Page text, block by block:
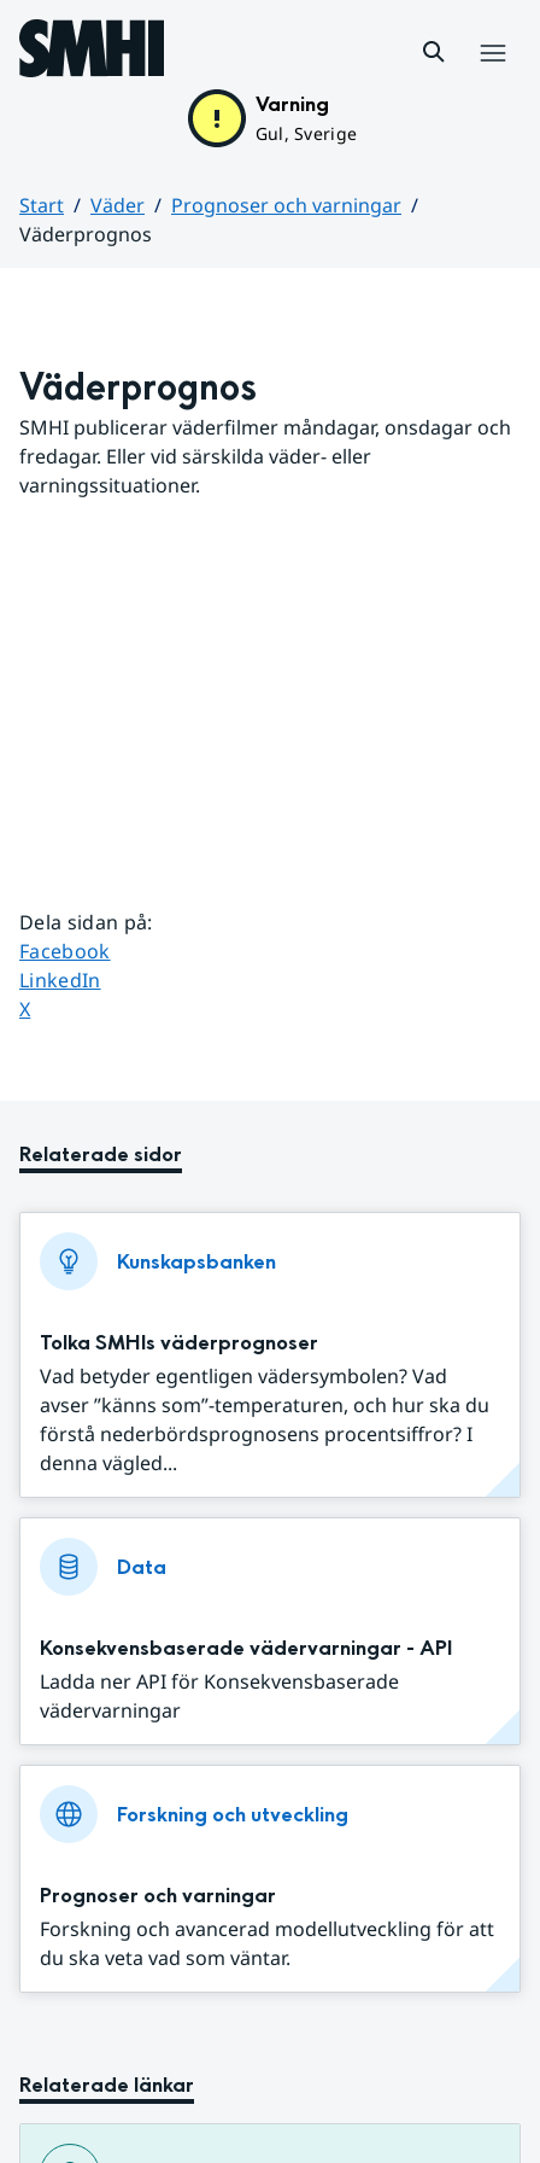
Hoppa till sidans innehåll
Varning
Gul, Sverige
Start Väder
Prognoser och varningar
Väderprognos
Väderprognos
SMHI publicerar väderfilmer måndagar, onsdagar och
fredagar. Eller vid särskilda väder- eller
varningssituationer.
Dela sidan på:
Dela sidan på
Facebook
Dela sidan på
LinkedIn
Dela sidan på
X
Relaterade sidor
Kunskapsbanken
Tolka SMHIs väderprognoser
Vad betyder egentligen vädersymbolen? Vad
avser ”känns som”-temperaturen, och hur ska du
förstå nederbördsprognosens procentsiffror? I
denna vägled...
Data
Konsekvensbaserade vädervarningar - API
Ladda ner API för Konsekvensbaserade
vädervarningar
Forskning och utveckling
Prognoser och varningar
Forskning och avancerad modellutveckling för att
du ska veta vad som väntar.
Relaterade länkar